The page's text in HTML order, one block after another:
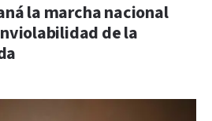
la marcha nacional
de la